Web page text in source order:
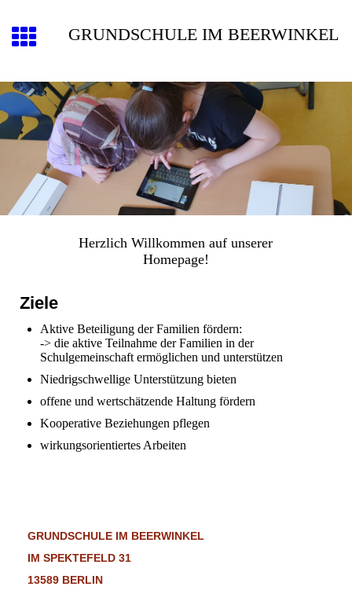
GRUNDSCHULE IM BEERWINKEL
Herzlich Willkommen auf unserer
Homepage!
Ziele
Aktive Beteiligung der Familien fördern:
-> die aktive Teilnahme der Familien in der
Schulgemeinschaft ermöglichen und unterstützen
Niedrigschwellige Unterstützung bieten
offene und wertschätzende Haltung fördern
Kooperative Beziehungen pflegen
wirkungsorientiertes Arbeiten
GRUNDSCHULE IM BEERWINKEL
IM SPEKTEFELD 31
13589 BERLIN